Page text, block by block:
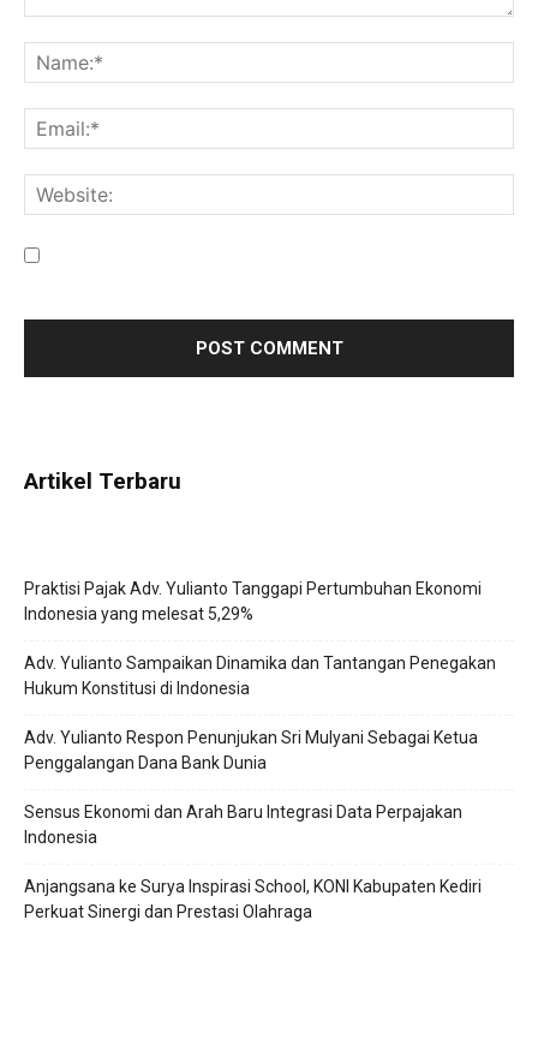
Artikel Terbaru
Praktisi Pajak Adv. Yulianto Tanggapi Pertumbuhan Ekonomi
Indonesia yang melesat 5,29%
Adv. Yulianto Sampaikan Dinamika dan Tantangan Penegakan
Hukum Konstitusi di Indonesia
Adv. Yulianto Respon Penunjukan Sri Mulyani Sebagai Ketua
Penggalangan Dana Bank Dunia
Sensus Ekonomi dan Arah Baru Integrasi Data Perpajakan
Indonesia
Anjangsana ke Surya Inspirasi School, KONI Kabupaten Kediri
Perkuat Sinergi dan Prestasi Olahraga